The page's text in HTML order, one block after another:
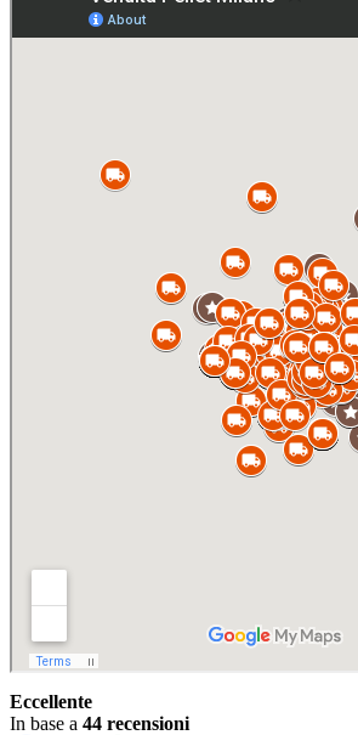
Eccellente
In base a 44 recensioni